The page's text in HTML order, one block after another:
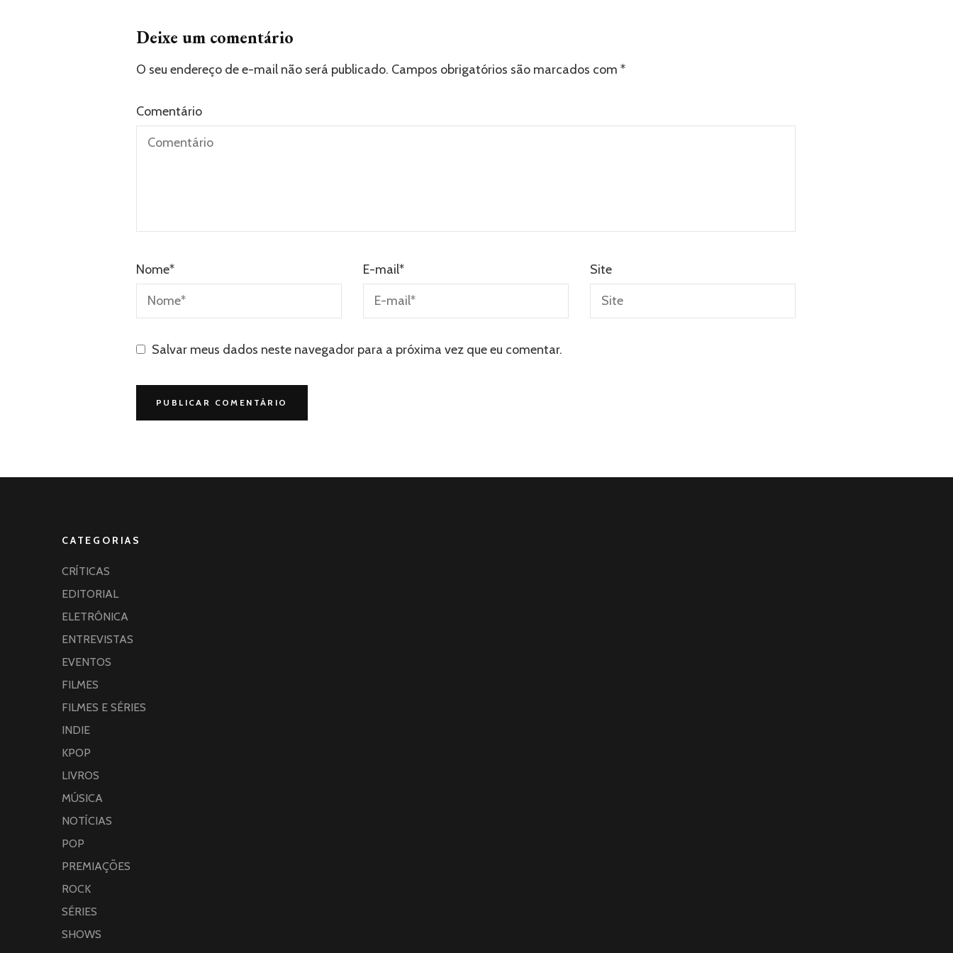
Deixe um comentário
O seu endereço de e-mail não será publicado. Campos obrigatórios são marcados com *
Comentário
Nome* E-mail* Site
Salvar meus dados neste navegador para a próxima vez que eu comentar.
CATEGORIAS
CRÍTICAS
EDITORIAL
ELETRÔNICA
ENTREVISTAS
EVENTOS
FILMES
FILMES E SÉRIES
INDIE
KPOP
LIVROS
MÚSICA
NOTÍCIAS
POP
PREMIAÇÕES
ROCK
SÉRIES
SHOWS